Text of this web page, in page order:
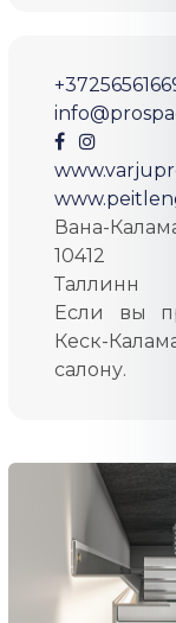
Вана-
10412
Таллинн
Если вы
Кеск-
салону.